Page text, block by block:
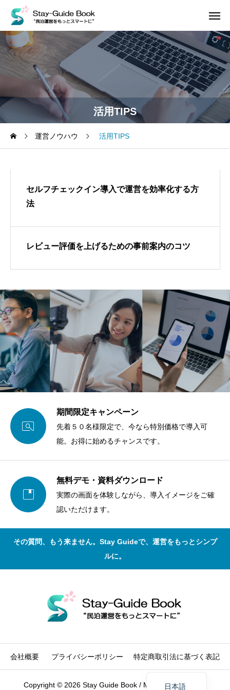
活用TIPS
運営ノウハウ 活用TIPS
セルフチェックイン導入で運営を効率化する方
法
レビュー評価を上げるための事前案内のコツ

期間限定キャンペーン
先着５０名様限定で、今なら特別価格で導入可
能。お得に始めるチャンスです。

無料デモ・資料ダウンロード
実際の画面を体験しながら、導入イメージをご確
認いただけます。
その質問、もう来ません。Stay Guideで、運営をもっとシンプ
ルに。
会社概要 プライバシーポリシー 特定商取引法に基づく表記
Copyright © 2026 Stay Guide Book / MOTO SMART INC
日本語
한국어
简体中文
English